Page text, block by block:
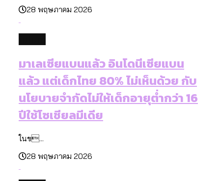
28 พฤษภาคม 2026
มาเลเซียแบนแล้ว อินโดนีเซียแบน
แล้ว แต่เด็กไทย 80% ไม่เห็นด้วย กับ
นโยบายจำกัดไม่ให้เด็กอายุต่ำกว่า 16
ปีใช้โซเชียลมีเดีย
ในข...
28 พฤษภาคม 2026